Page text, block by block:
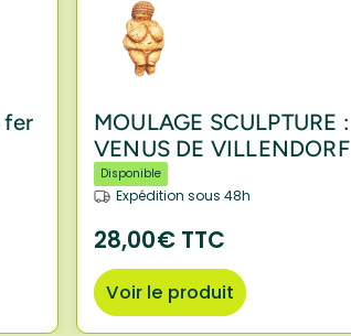
fer
MOULAGE SCULPTURE :
VENUS DE VILLENDORF
Disponible
Expédition sous 48h
28,00€ TTC
Voir le produit